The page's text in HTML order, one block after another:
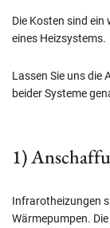
Die Kosten sind
eines Heizsystems.
Lassen Sie uns die
beider Systeme
1)
Infrarotheizungen
Wärmepumpen.